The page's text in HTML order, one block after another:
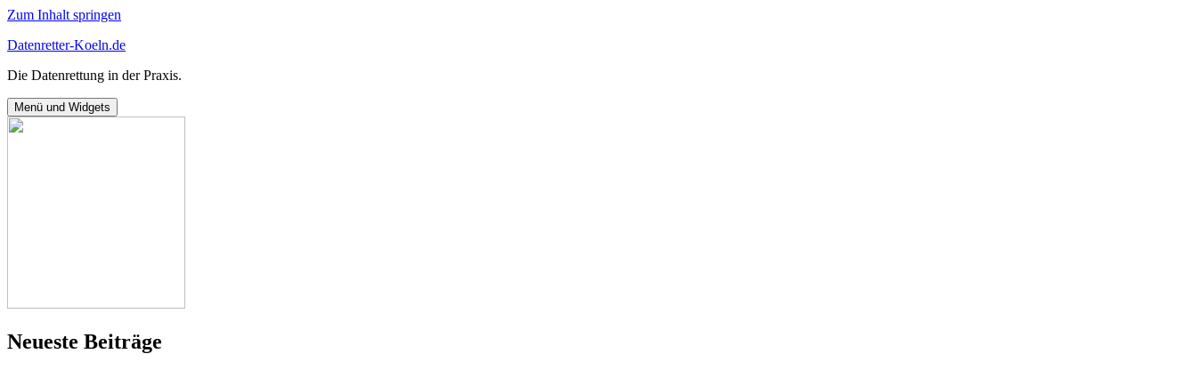
Zum Inhalt springen
Datenretter-Koeln.de
Die Datenrettung in der Praxis.
Menü und Widgets
Neueste Beiträge